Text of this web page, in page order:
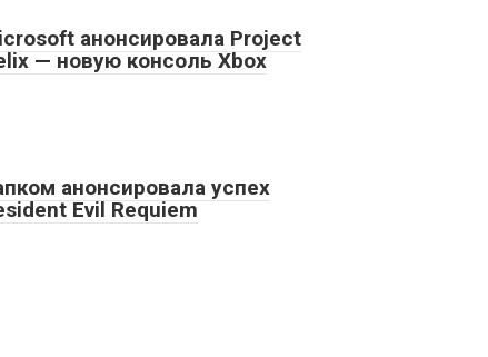
анонсировала Project
— новую консоль Xbox
анонсировала успех
Evil Requiem